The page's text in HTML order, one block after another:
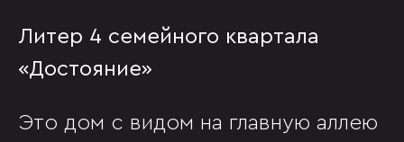
Литер 4 семейного квартала
«Достояние»
Это дом с видом на главную аллею